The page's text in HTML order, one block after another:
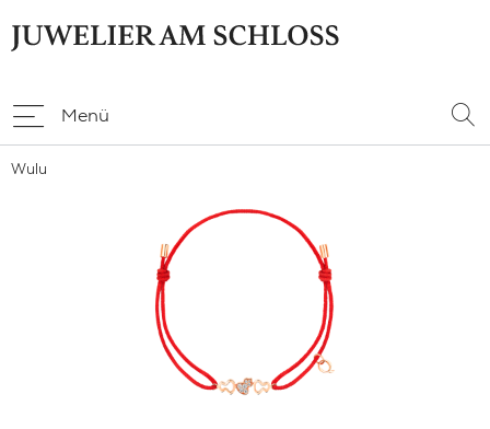
Menü
Wulu